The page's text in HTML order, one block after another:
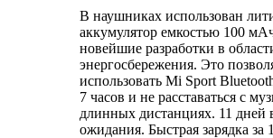
В наушниках использован
аккумулятор емкостью 100
новейшие разработки в
энергосбережения. Это
использовать Mi Sport
7 часов и не расставаться с
длинных дистанциях. 11 дней
ожидания. Быстрая зарядка за